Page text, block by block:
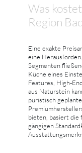
Was
Region
Eine exakte
eine
Segmenten
Küche eines
Features, High-
aus Naturstein
puristisch
bieten, basiert die
gängigen